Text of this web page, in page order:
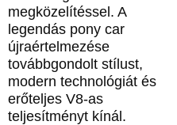
megközelítéssel. A
legendás pony car
újraértelmezése
továbbgondolt stílust,
modern technológiát és
erőteljes V8-as
teljesítményt kínál.